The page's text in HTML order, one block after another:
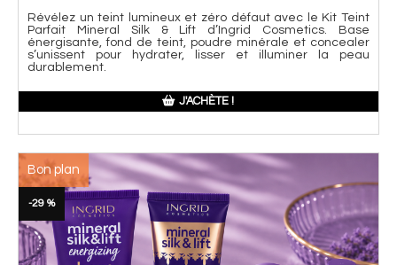
Révélez un teint lumineux et zéro défaut avec le Kit Teint
Parfait Mineral Silk & Lift d’Ingrid Cosmetics. Base
énergisante, fond de teint, poudre minérale et concealer
s’unissent pour hydrater, lisser et illuminer la peau
durablement.
J'ACHÈTE !
Bon plan
-29 %